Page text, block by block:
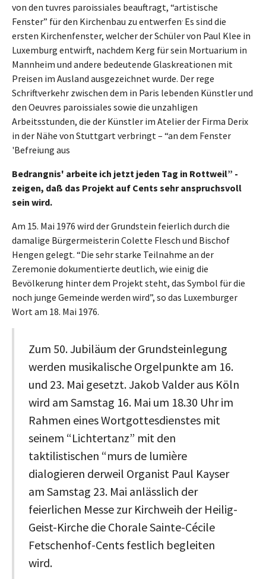
von den tuvres paroissiales beauftragt, “artistische
Fenster” für den Kirchenbau zu entwerfen. Es sind die
ersten Kirchenfenster, welcher der Schüler von Paul Klee in
Luxemburg entwirft, nachdem Kerg für sein Mortuarium in
Mannheim und andere bedeutende Glaskreationen mit
Preisen im Ausland ausgezeichnet wurde. Der rege
Schriftverkehr zwischen dem in Paris lebenden Künstler und
den Oeuvres paroissiales sowie die unzahligen
Arbeitsstunden, die der Künstler im Atelier der Firma Derix
in der Nähe von Stuttgart verbringt – “an dem Fenster
'Befreiung aus
Bedrangnis' arbeite ich jetzt jeden Tag in Rottweil” -
zeigen, daß das Projekt auf Cents sehr anspruchsvoll
sein wird.
Am 15. Mai 1976 wird der Grundstein feierlich durch die
damalige Bürgermeisterin Colette Flesch und Bischof
Hengen gelegt. “Die sehr starke Teilnahme an der
Zeremonie dokumentierte deutlich, wie einig die
Bevölkerung hinter dem Projekt steht, das Symbol für die
noch junge Gemeinde werden wird”, so das Luxemburger
Wort am 18. Mai 1976.
Zum 50. Jubiläum der Grundsteinlegung
werden musikalische Orgelpunkte am 16.
und 23. Mai gesetzt. Jakob Valder aus Köln
wird am Samstag 16. Mai um 18.30 Uhr im
Rahmen eines Wortgottesdienstes mit
seinem “Lichtertanz” mit den
taktilistischen “murs de lumière
dialogieren derweil Organist Paul Kayser
am Samstag 23. Mai anlässlich der
feierlichen Messe zur Kirchweih der Heilig-
Geist-Kirche die Chorale Sainte-Cécile
Fetschenhof-Cents festlich begleiten
wird.